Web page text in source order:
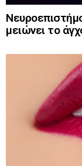
μειώνει το